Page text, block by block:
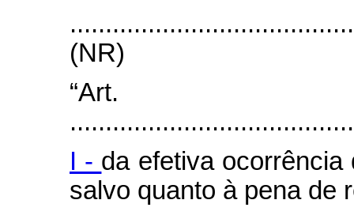
(NR)
I - da efetiva ocorrência
salvo quanto à pena de